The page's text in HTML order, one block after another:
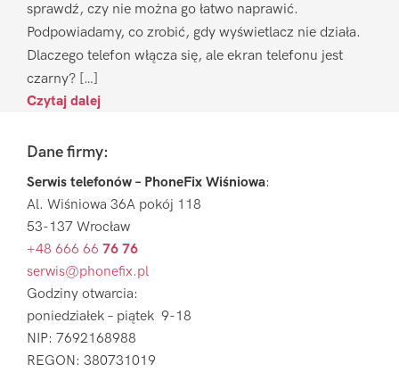
sprawdź, czy nie można go łatwo naprawić.
Podpowiadamy, co zrobić, gdy wyświetlacz nie działa.
Dlaczego telefon włącza się, ale ekran telefonu jest
czarny? […]
Czytaj dalej
FooterDane firmy:
Serwis telefonów – PhoneFix Wiśniowa:
Al. Wiśniowa 36A pokój 118
53-137 Wrocław
+48 666 66 76 76
serwis@phonefix.pl
Godziny otwarcia:
poniedziałek – piątek 9-18
NIP: 7692168988
REGON: 380731019